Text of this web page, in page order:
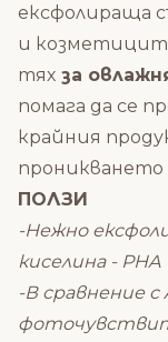
ексфолираща
и
тях за
помага да се
крайния
проникването
ПОЛЗИ
-Нежно
киселина - PHA
-В сравнение с